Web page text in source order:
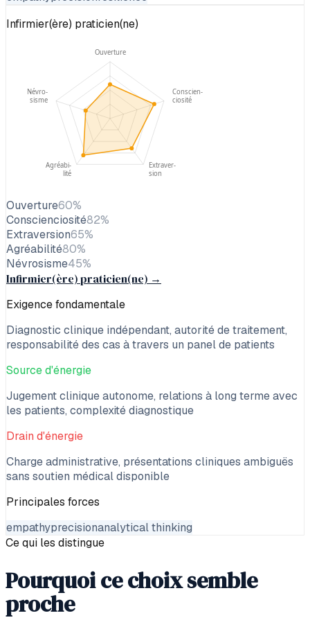
Infirmier(ère) praticien(ne)
Ouverture
Conscien-
ciosité
Extraver-
sion
Agréabi-
lité
Névro-
sisme
Ouverture60%
Conscienciosité82%
Extraversion65%
Agréabilité80%
Névrosisme45%
Infirmier(ère) praticien(ne) →
Exigence fondamentale
Diagnostic clinique indépendant, autorité de traitement,
responsabilité des cas à travers un panel de patients
Source d'énergie
Jugement clinique autonome, relations à long terme avec
les patients, complexité diagnostique
Drain d'énergie
Charge administrative, présentations cliniques ambiguës
sans soutien médical disponible
Principales forces
empathyprecisionanalytical thinking
Ce qui les distingue
Pourquoi ce choix semble
proche